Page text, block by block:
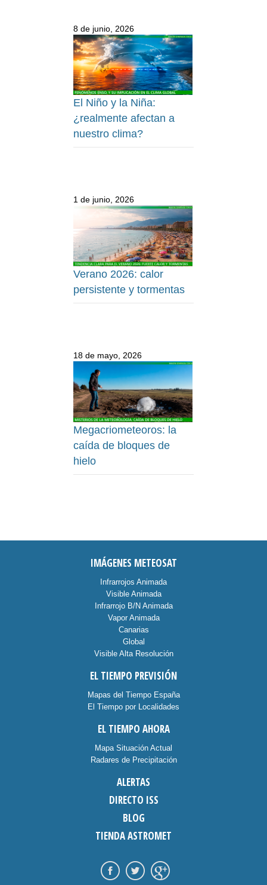
8 de junio, 2026
El Niño y la Niña:
¿realmente afectan a
nuestro clima?
1 de junio, 2026
Verano 2026: calor
persistente y tormentas
18 de mayo, 2026
Megacriometeoros: la
caída de bloques de
hielo
IMÁGENES METEOSAT
Infrarrojos Animada
Visible Animada
Infrarrojo B/N Animada
Vapor Animada
Canarias
Global
Visible Alta Resolución
EL TIEMPO PREVISIÓN
Mapas del Tiempo España
El Tiempo por Localidades
EL TIEMPO AHORA
Mapa Situación Actual
Radares de Precipitación
ALERTAS
DIRECTO ISS
BLOG
TIENDA ASTROMET